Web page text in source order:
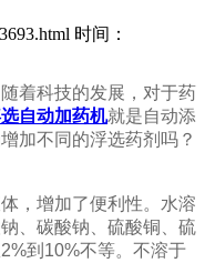
时间：
着科技的发展，对于药
自动加药机就是自动添
加不同的浮选药剂吗？
，增加了便利性。水溶
、碳酸钠、硫酸铜、硫
到10%不等。不溶于